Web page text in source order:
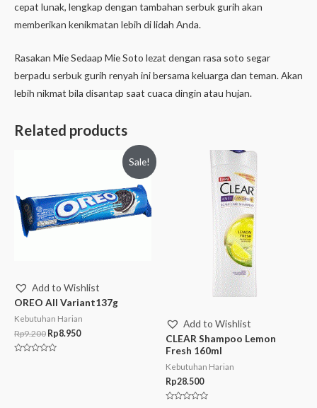
cepat lunak, lengkap dengan tambahan serbuk gurih akan
memberikan kenikmatan lebih di lidah Anda.
Rasakan Mie Sedaap Mie Soto lezat dengan rasa soto segar
berpadu serbuk gurih renyah ini bersama keluarga dan teman. Akan
lebih nikmat bila disantap saat cuaca dingin atau hujan.
Related products
Sale!
Add to Wishlist
OREO All Variant137g
Kebutuhan Harian
Rp9.200 Rp8.950
Add to Wishlist
CLEAR Shampoo Lemon
Fresh 160ml
Kebutuhan Harian
Rp28.500